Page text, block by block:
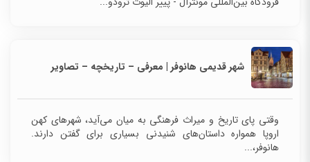
شهر قدیمی هانوفر | معرفی – تاریخچه – تصاویر
وقتی پای تاریخ و میراث فرهنگی به میان می‌آید، شهرهای کهن
اروپا همواره داستان‌های شنیدنی بسیاری برای گفتن دارند.
هانوفر،...